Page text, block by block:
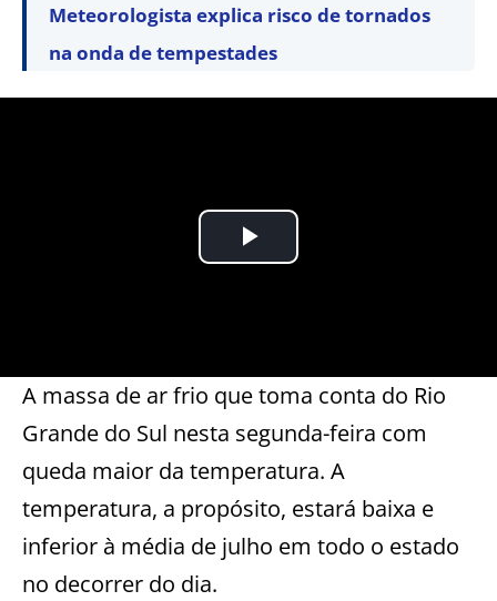
Meteorologista explica risco de tornados
na onda de tempestades
A massa de ar frio que toma conta do Rio
Grande do Sul nesta segunda-feira com
queda maior da temperatura. A
temperatura, a propósito, estará baixa e
inferior à média de julho em todo o estado
no decorrer do dia.